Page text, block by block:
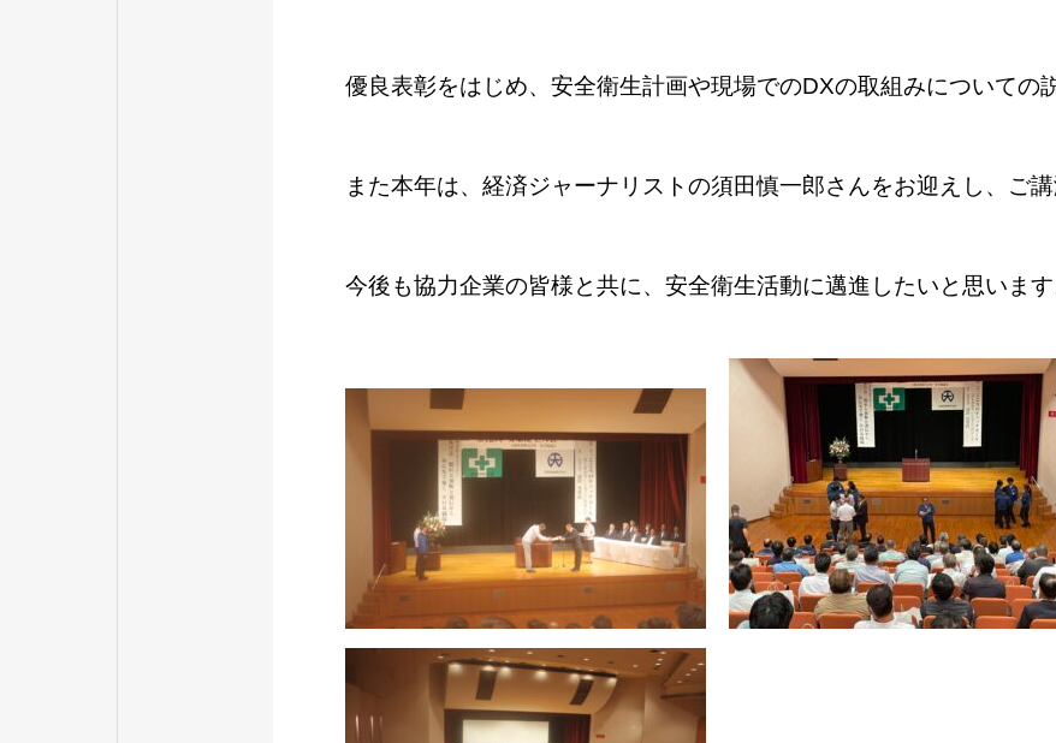
優良表彰をはじめ、安全衛生計画や現場でのDXの取組みについての
また本年は、経済ジャーナリストの須田慎一郎さんをお迎えし、ご講
今後も協力企業の皆様と共に、安全衛生活動に邁進したいと思います